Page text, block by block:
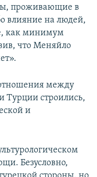
проживающие в
влияние на людей,
как минимум
что Меняйло
между
строились,
и
Безусловно,